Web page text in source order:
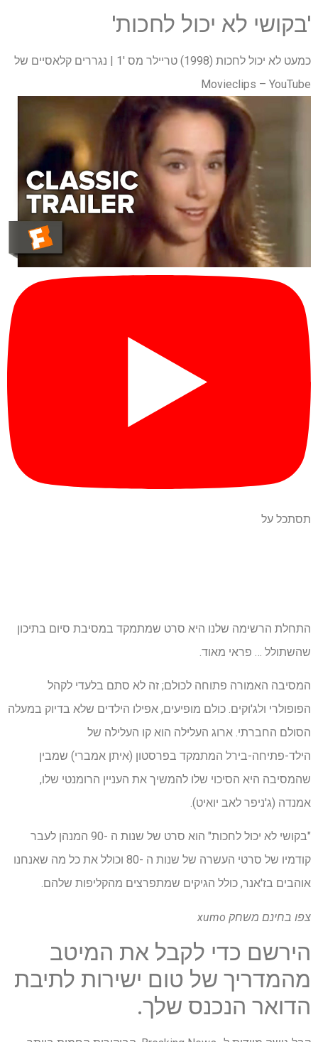
'בקושי לא יכול לחכות'
כמעט לא יכול לחכות (1998) טריילר מס '1 | נגררים קלאסיים של
Movieclips – YouTube
תסתכל על
התחלת הרשימה שלנו היא סרט שמתמקד במסיבת סיום בתיכון
שהשתולל … פראי מאוד.
המסיבה האמורה פתוחה לכולם; זה לא סתם בלעדי לקהל
הפופולרי ולג'וקים. כולם מופיעים, אפילו הילדים שלא בדיוק במעלה
הסולם החברתי. ארוג העלילה הוא קו העלילה של
הילד-פתיחה-בירל המתמקד בפרסטון (איתן אמברי) שמבין
שהמסיבה היא הסיכוי שלו להמשיך את העניין הרומנטי שלו,
אמנדה (ג'ניפר לאב יואיט).
"בקושי לא יכול לחכות" הוא סרט של שנות ה -90 המנהן לעבר
קודמיו של סרטי העשרה של שנות ה -80 וכולל את כל מה שאנחנו
אוהבים בז'אנר, כולל הגיקים שמתפרצים מהקליפות שלהם.
צפו בחינם משחק xumo
הירשם כדי לקבל את המיטב
מהמדריך של טום ישירות לתיבת
הדואר הנכנס שלך.